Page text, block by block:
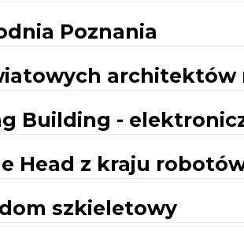
Poznania
architektów
Building -
Head z kraju
szkieletowy